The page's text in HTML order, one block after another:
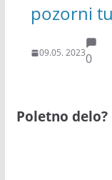
pozorni
09.05. 20230
Poletno delo?